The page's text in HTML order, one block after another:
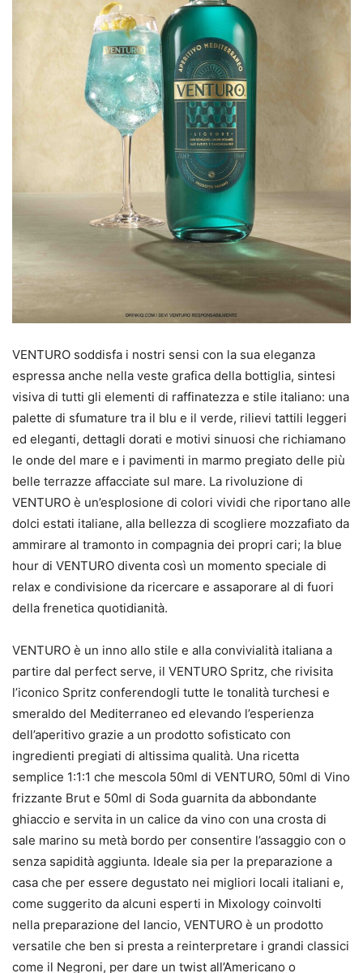
VENTURO soddisfa i nostri sensi con la sua eleganza
espressa anche nella veste grafica della bottiglia, sintesi
visiva di tutti gli elementi di raffinatezza e stile italiano: una
palette di sfumature tra il blu e il verde, rilievi tattili leggeri
ed eleganti, dettagli dorati e motivi sinuosi che richiamano
le onde del mare e i pavimenti in marmo pregiato delle più
belle terrazze affacciate sul mare. La rivoluzione di
VENTURO è un’esplosione di colori vividi che riportano alle
dolci estati italiane, alla bellezza di scogliere mozzafiato da
ammirare al tramonto in compagnia dei propri cari; la blue
hour di VENTURO diventa così un momento speciale di
relax e condivisione da ricercare e assaporare al di fuori
della frenetica quotidianità.
VENTURO è un inno allo stile e alla convivialità italiana a
partire dal perfect serve, il VENTURO Spritz, che rivisita
l’iconico Spritz conferendogli tutte le tonalità turchesi e
smeraldo del Mediterraneo ed elevando l’esperienza
dell’aperitivo grazie a un prodotto sofisticato con
ingredienti pregiati di altissima qualità. Una ricetta
semplice 1:1:1 che mescola 50ml di VENTURO, 50ml di Vino
frizzante Brut e 50ml di Soda guarnita da abbondante
ghiaccio e servita in un calice da vino con una crosta di
sale marino su metà bordo per consentire l’assaggio con o
senza sapidità aggiunta. Ideale sia per la preparazione a
casa che per essere degustato nei migliori locali italiani e,
come suggerito da alcuni esperti in Mixology coinvolti
nella preparazione del lancio, VENTURO è un prodotto
versatile che ben si presta a reinterpretare i grandi classici
come il Negroni, per dare un twist all’Americano o